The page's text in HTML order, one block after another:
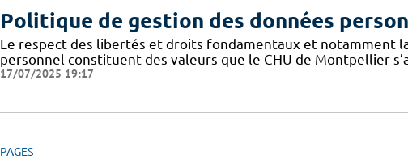
Politique de gestion des données
Le respect des libertés et droits fondamentaux et notamment
personnel constituent des valeurs que le CHU de Montpellier
17/07/2025 19:17
PAGES